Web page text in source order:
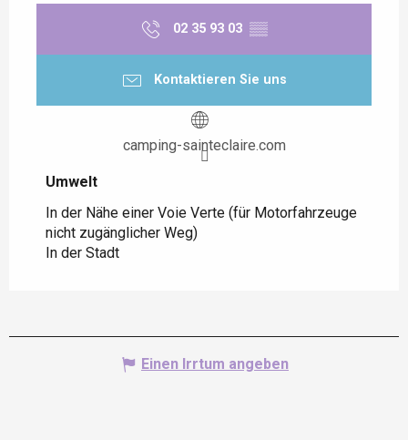
02 35 93 03 ▒▒
Kontaktieren Sie uns
camping-sainteclaire.com
Umwelt
Umwelt
In der Nähe einer Voie Verte (für Motorfahrzeuge
nicht zugänglicher Weg)
In der Stadt
Einen Irrtum angeben